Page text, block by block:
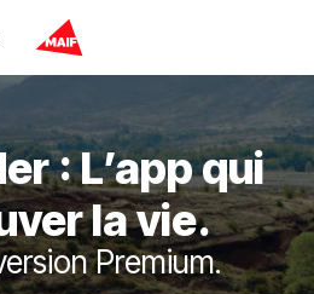
: L’app qui
la vie.
Premium.